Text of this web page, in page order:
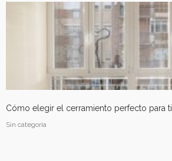
Cómo elegir el cerramiento perfecto para ti
Sin categoría